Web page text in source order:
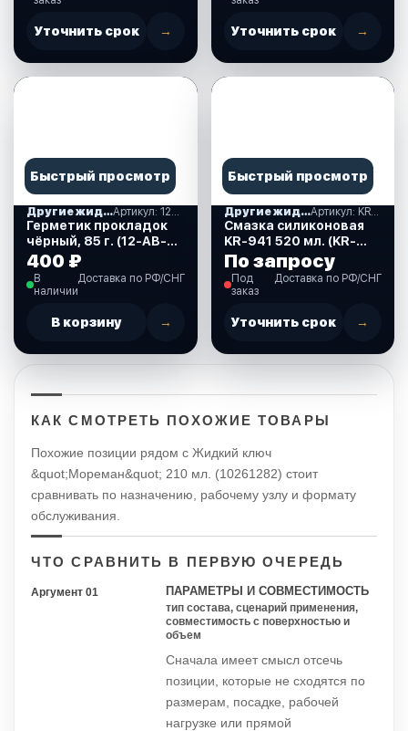
Уточнить срок → Уточнить срок →
Быстрый просмотр
Другие жидкости, лакокрасочные материалы Артикул: 12-AB-R ABRO
Герметик прокладок
чёрный, 85 г. (12-AB-R
ABRO)
400 ₽
В
наличии
Доставка по РФ/СНГ
В корзину →
Быстрый просмотр
Другие жидкости, лакокрасочные материалы Артикул: KR-941
Смазка силиконовая
KR-941 520 мл. (KR-
941)
По запросу
Под
заказ
Доставка по РФ/СНГ
Уточнить срок →
КАК СМОТРЕТЬ ПОХОЖИЕ ТОВАРЫ
Похожие позиции рядом с Жидкий ключ
&quot;Мореман&quot; 210 мл. (10261282) стоит
сравнивать по назначению, рабочему узлу и формату
обслуживания.
ЧТО СРАВНИТЬ В ПЕРВУЮ ОЧЕРЕДЬ
Аргумент 01 ПАРАМЕТРЫ И СОВМЕСТИМОСТЬ
тип состава, сценарий применения,
совместимость с поверхностью и
объем
Сначала имеет смысл отсечь
позиции, которые не сходятся по
размерам, посадке, рабочей
нагрузке или прямой